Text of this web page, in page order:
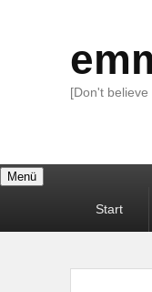
[Don't
Menü
Start